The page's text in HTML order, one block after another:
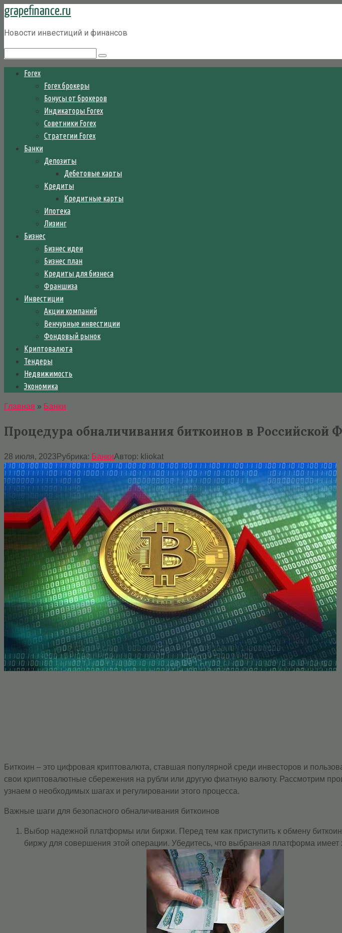
Перейти
контенту
grapefinance.ru
Новости инвестиций и финансов
Forex
Forex брокеры
Бонусы от брокеров
Индикаторы Forex
Советники Forex
Стратегии Forex
Банки
Депозиты
Дебетовые карты
Кредиты
Кредитные карты
Ипотека
Лизинг
Бизнес
Бизнес идеи
Бизнес план
Кредиты для бизнеса
Франшиза
Инвестиции
Акции компаний
Венчурные инвестиции
Фондовый рынок
Криптовалюта
Тендеры
Недвижимость
Экономика
Главная » Банки
Процедура обналичивания биткоинов в Российской
28 июля, 2023 Рубрика: БанкиАвтор: kliokat
Биткоин – это цифровая криптовалюта, ставшая популярной среди инвесторов и
свои криптовалютные сбережения на рубли или другую фиатную валюту. Рассмотрим
узнаем о необходимых шагах и регулировании этого процесса.
Важные шаги для безопасного обналичивания биткоинов
Выбор надежной платформы или биржи. Перед тем как приступить к обмену
биржу для совершения этой операции. Убедитесь, что выбранная платформа